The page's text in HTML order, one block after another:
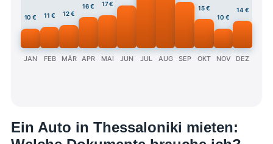
10 €
JAN
11 €
FEB
12 €
MÄR
16 €
APR
17 €
MAI JUN JUL AUG SEP
15 €
OKT
10 €
NOV
14 €
DEZ
Ein Auto in Thessaloniki mieten: